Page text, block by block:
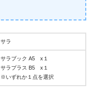
サラ
サラブック A5 x１
サラプラス B5 x１
※いずれか１点を選択